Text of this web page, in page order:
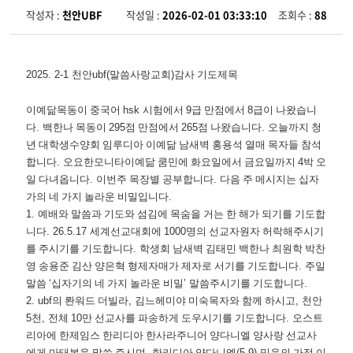
작성자 :천안UBF 작성일 :2026-02-01 03:33:10 조회수 : 88
2025. 2-1 천안ubf(말씀사랑교회)감사 기도제목
이예닮목동이 중국어 hsk시험에서9급 만점에서8급이 나왔습니
다. 백한나 목동이295점 만점에서265점 나왔습니다. 오늘까지 청
년 대학생수양회 임루디아 이예닮 남새벽 홍용석 열매 목자들 참석
합니다. 오요한모니타이예닮 쿰민에 화요일에서 금요일까지4박 오
일 다녀옵니다. 이번주 목장별 공부합니다. 다음 주 메시지는 십자
가의 네 가지 놀라운 비밀입니다.
1.예배와 말씀과 기도와 섬김에 목숨을 거는 한 해가 되기를 기도합
니다. 26.5.17세계선교대회에 1000명의 선교자원자 허락해주시기
를 주시기를 기도합니다. 학생회 남새벽 김태민 백한나 최원학 박찬
영 송용준 김산 양은혁 형제자매가 제자로 서기를 기도합니다. 주일
말씀‘십자기의 네 가지 놀라운 비밀’ 말씀주시기를 기도합니다.
2. ubf의 롼워드 더빌라, 김느헤미야 미숙목자와 함께 하시고, 천안
5천 , 전체 10만 선교사를 파송하게 도우시기를 기도합니다. 오스트
리아에 한제임스 한리디아 한사라주니어 양다니엘 양사랑 선교사